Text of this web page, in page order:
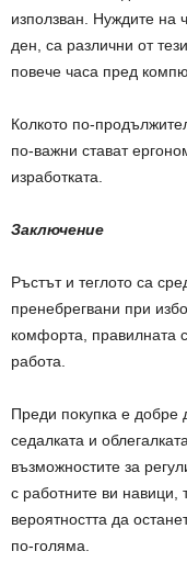
използван. Нуждите на
ден, са различни от
повече часа пред
Колкото по-
по-важни стават
изработката.
Заключение
Ръстът и теглото са
пренебрегвани при
комфорта, правилната
работа.
Преди покупка е добре
седалката и
възможностите за
с работните ви навици,
вероятността да
по-голяма.